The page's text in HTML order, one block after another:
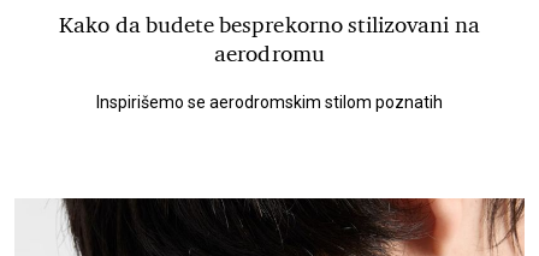
Kako da budete besprekorno stilizovani na
aerodromu
Inspirišemo se aerodromskim stilom poznatih